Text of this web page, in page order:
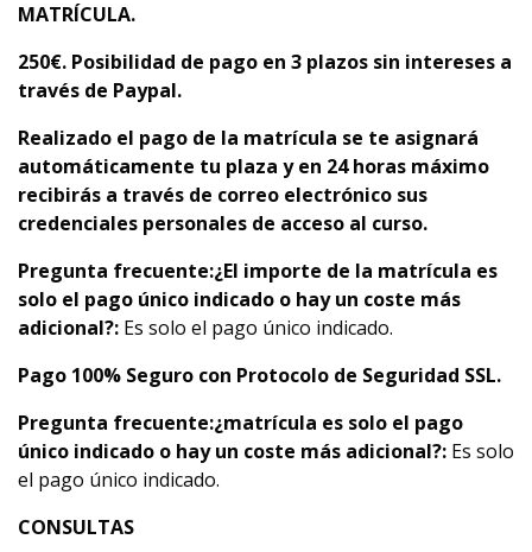
MATRÍCULA.
250€. Posibilidad de pago en 3 plazos sin intereses a
través de Paypal.
Realizado el pago de la matrícula se te asignará
automáticamente tu plaza y en 24 horas máximo
recibirás a través de correo electrónico sus
credenciales personales de acceso al curso.
Pregunta frecuente:¿El importe de la matrícula es
solo el pago único indicado o hay un coste más
adicional?: Es solo el pago único indicado.
Pago 100% Seguro con Protocolo de Seguridad SSL.
Pregunta frecuente:¿matrícula es solo el pago
único indicado o hay un coste más adicional?: Es solo
el pago único indicado.
CONSULTAS